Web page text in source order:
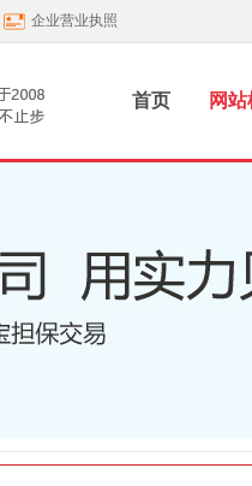
企业营业执照
首页 网